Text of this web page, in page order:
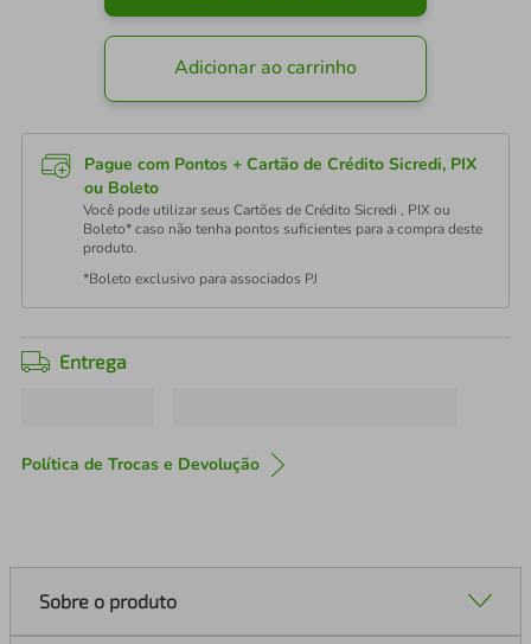
Adicionar ao carrinho
Pague com Pontos + Cartão de Crédito Sicredi, PIX
ou Boleto
Você pode utilizar seus Cartões de Crédito Sicredi , PIX ou
Boleto* caso não tenha pontos suficientes para a compra deste
produto.
*Boleto exclusivo para associados PJ
Entrega
Política de Trocas e Devolução
Sobre o produto